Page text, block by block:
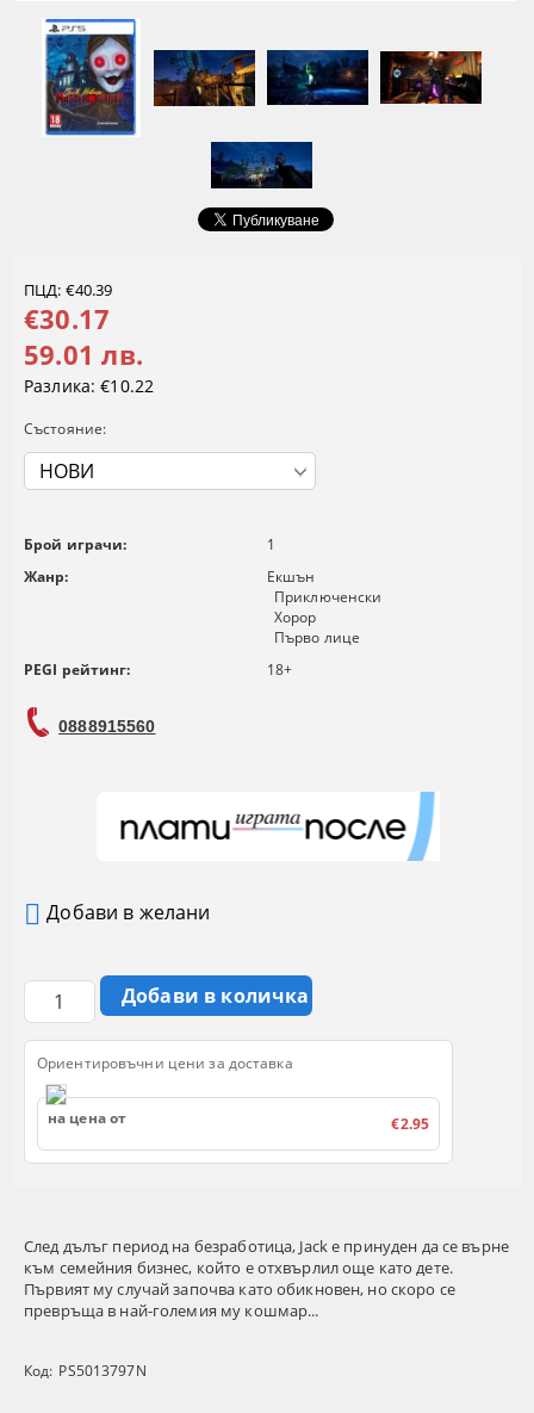
След дълъг период на безработица, Jack е принуден да се върне
към семейния бизнес, който е отхвърлил още като дете.
Първият му случай започва като обикновен, но скоро се
превръща в най-големия му кошмар...
Код: PS5013797N
ПЦД: €40.39
€30.17
59.01 лв.
Разлика: €10.22
Състояние:
Брой играчи:
1
Жанр:
Екшън
Приключенски
Хорор
Първо лице
PEGI рейтинг:
18+
0888915560
Добави в желани
Ориентировъчни цени за доставка
на цена от €2.95